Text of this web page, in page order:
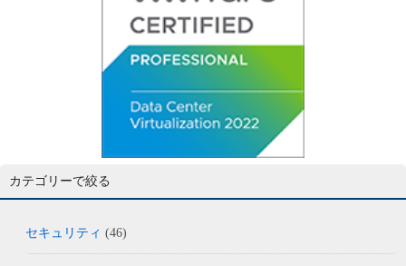
カテゴリーで絞る
セキュリティ (46)